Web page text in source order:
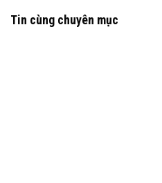
Tin cùng chuyên mục